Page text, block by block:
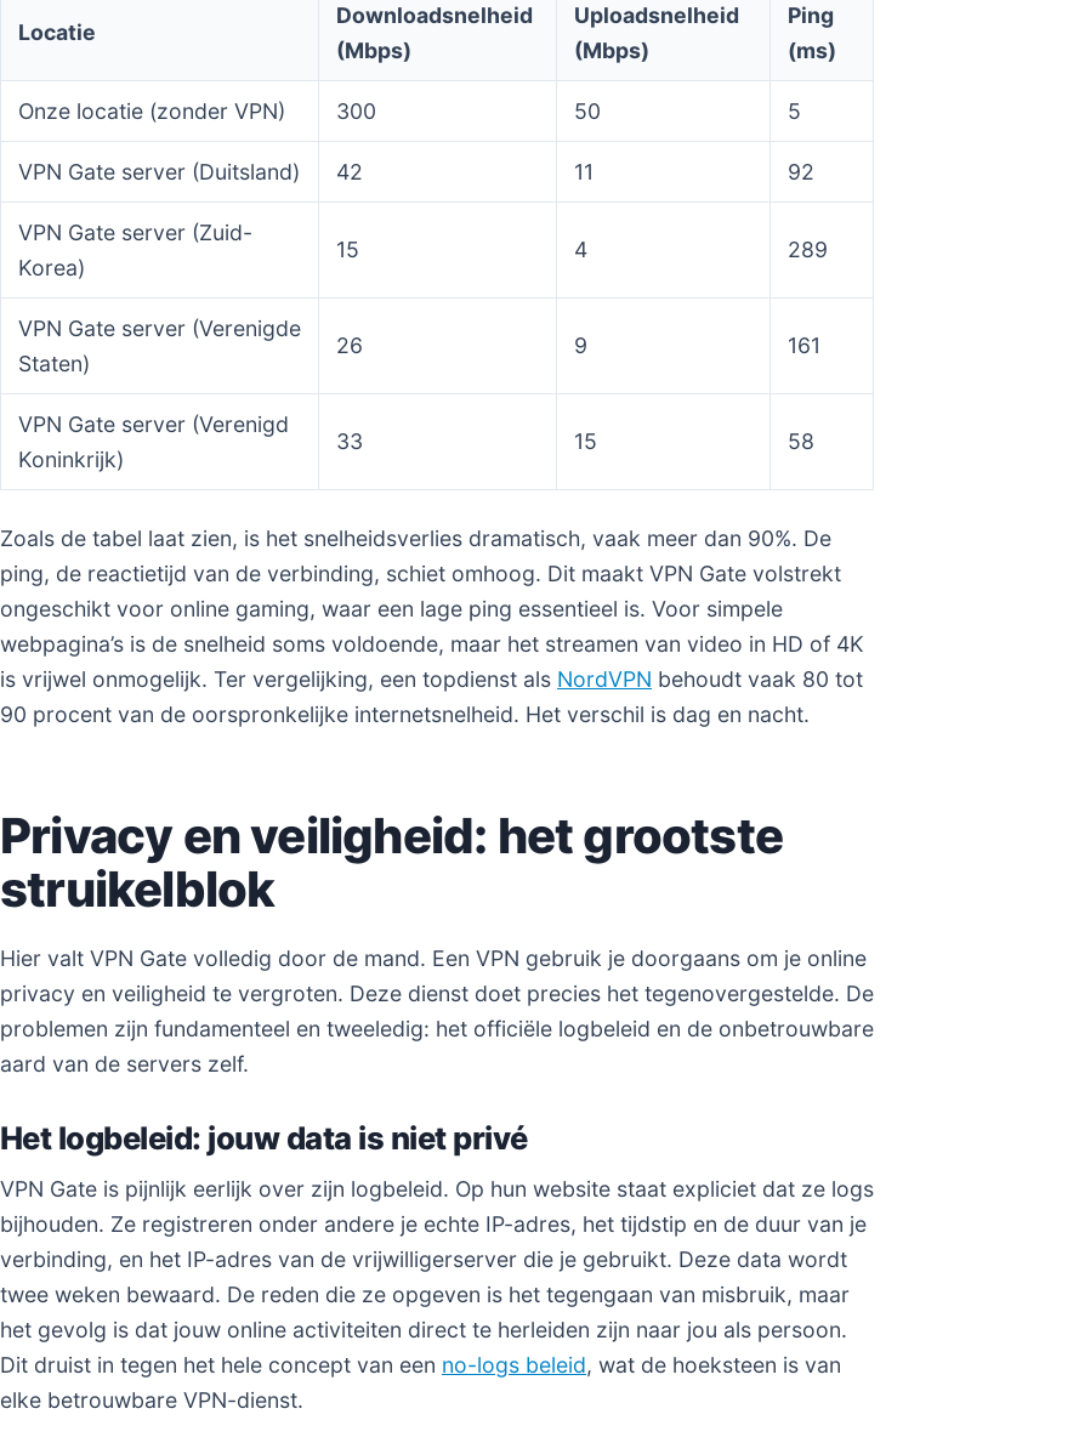
Locatie
Downloadsnelheid
(Mbps)
Uploadsnelheid
(Mbps)
Ping
(ms)
Onze locatie (zonder VPN) 300 50 5
VPN Gate server (Duitsland) 42 11 92
VPN Gate server (Zuid-
Korea)
15 4 289
VPN Gate server (Verenigde
Staten)
26 9 161
VPN Gate server (Verenigd
Koninkrijk)
33 15 58
Zoals de tabel laat zien, is het snelheidsverlies dramatisch, vaak meer dan 90%. De
ping, de reactietijd van de verbinding, schiet omhoog. Dit maakt VPN Gate volstrekt
ongeschikt voor online gaming, waar een lage ping essentieel is. Voor simpele
webpagina’s is de snelheid soms voldoende, maar het streamen van video in HD of 4K
is vrijwel onmogelijk. Ter vergelijking, een topdienst als NordVPN behoudt vaak 80 tot
90 procent van de oorspronkelijke internetsnelheid. Het verschil is dag en nacht.
Privacy en veiligheid: het grootste
struikelblok
Hier valt VPN Gate volledig door de mand. Een VPN gebruik je doorgaans om je online
privacy en veiligheid te vergroten. Deze dienst doet precies het tegenovergestelde. De
problemen zijn fundamenteel en tweeledig: het officiële logbeleid en de onbetrouwbare
aard van de servers zelf.
Het logbeleid: jouw data is niet privé
VPN Gate is pijnlijk eerlijk over zijn logbeleid. Op hun website staat expliciet dat ze logs
bijhouden. Ze registreren onder andere je echte IP-adres, het tijdstip en de duur van je
verbinding, en het IP-adres van de vrijwilligerserver die je gebruikt. Deze data wordt
twee weken bewaard. De reden die ze opgeven is het tegengaan van misbruik, maar
het gevolg is dat jouw online activiteiten direct te herleiden zijn naar jou als persoon.
Dit druist in tegen het hele concept van een no-logs beleid, wat de hoeksteen is van
elke betrouwbare VPN-dienst.